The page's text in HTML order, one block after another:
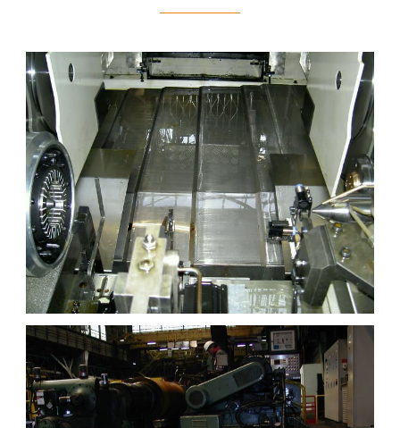
CARTER TÉLESCOPIQUE SUR SITE 14